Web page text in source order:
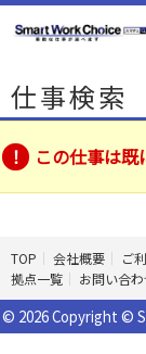
仕事検索
この仕事は既
TOP 会社概要 ご
拠点一覧
お問い合
© 2026 Copyright ©